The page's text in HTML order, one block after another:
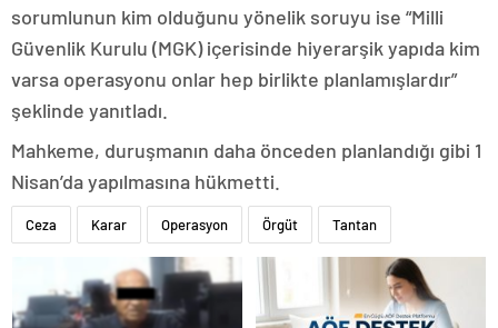
sorumlunun kim olduğunu yönelik soruyu ise “Milli
Güvenlik Kurulu (MGK) içerisinde hiyerarşik yapıda kim
varsa operasyonu onlar hep birlikte planlamışlardır”
şeklinde yanıtladı.
Mahkeme, duruşmanın daha önceden planlandığı gibi 1
Nisan’da yapılmasına hükmetti.
Ceza Karar Operasyon Örgüt Tantan